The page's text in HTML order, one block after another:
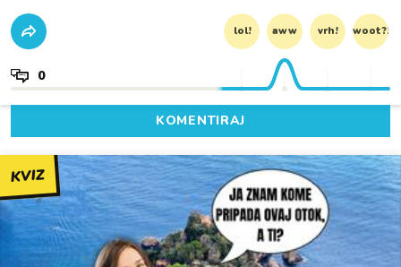
lol! aww vrh! woot?!
0
KOMENTIRAJ
KVIZ